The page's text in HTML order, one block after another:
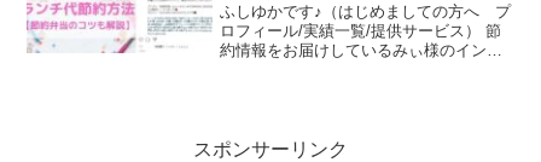
ふしゆかです♪（はじめましての方へ プ
ロフィール/実績一覧/提供サービス） 節
約情報をお届けしているみぃ様のインス
スポンサーリンク